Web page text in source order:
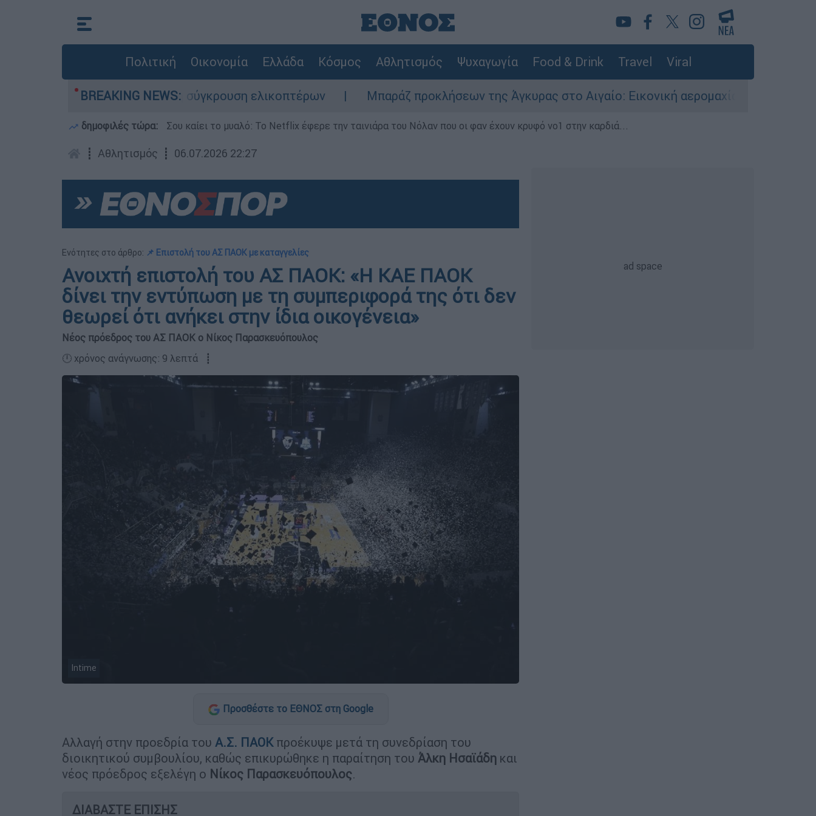
Πολιτική Οικονομία Ελλάδα Κόσμος Αθλητισμός Ψυχαγωγία Food & Drink Travel Viral
BREAKING NEWS:
έχασε τη ζωή του στη σύγκρουση ελικοπτέρων Μπαράζ προκλήσεων της Άγκυρας στο Αιγαίο: Εικονική αερομαχία ανάμεσα σε ελληνικά
δημοφιλές τώρα: Σου καίει το μυαλό: Το Netflix έφερε την ταινιάρα του Νόλαν που οι φαν έχουν κρυφό νο1 στην καρδιά...
┋ Αθλητισμός ┋ 06.07.2026 22:27
Ενότητες στο άρθρο: 📌 Επιστολή του ΑΣ ΠΑΟΚ με καταγγελίες
Ανοιχτή επιστολή του ΑΣ ΠΑΟΚ: «Η ΚΑΕ ΠΑΟΚ
δίνει την εντύπωση με τη συμπεριφορά της ότι δεν
θεωρεί ότι ανήκει στην ίδια οικογένεια»
Νέος πρόεδρος του ΑΣ ΠΑΟΚ ο Νίκος Παρασκευόπουλος
🕛 χρόνος ανάγνωσης: 9 λεπτά ┋
Intime
Προσθέστε το ΕΘΝΟΣ στη Google
Αλλαγή στην προεδρία του Α.Σ. ΠΑΟΚπροέκυψε μετά τη συνεδρίαση του
διοικητικού συμβουλίου, καθώς επικυρώθηκε η παραίτηση του Άλκη Ησαϊάδη και
νέος πρόεδρος εξελέγη ο Νίκος Παρασκευόπουλος.
ΔΙΑΒΑΣΤΕ ΕΠΙΣΗΣ